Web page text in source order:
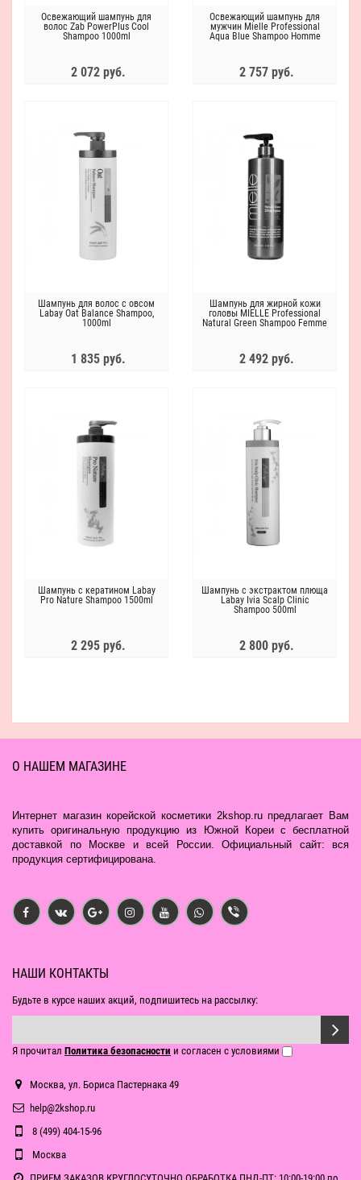
Освежающий шампунь для
волос Zab PowerPlus Cool
Shampoo 1000ml
2 072 руб.
Освежающий шампунь для
мужчин Mielle Professional
Aqua Blue Shampoo Homme
2 757 руб.
Шампунь для волос с овсом
Labay Oat Balance Shampoo,
1000ml
1 835 руб.
Шампунь для жирной кожи
головы MIELLE Professional
Natural Green Shampoo Femme
2 492 руб.
Шампунь с кератином Labay
Pro Nature Shampoo 1500ml
2 295 руб.
Шампунь с экстрактом плюща
Labay Ivia Scalp Clinic
Shampoo 500ml
2 800 руб.
О НАШЕМ МАГАЗИНЕ
Интернет магазин корейской косметики 2kshop.ru предлагает Вам
купить оригинальную продукцию из Южной Кореи с бесплатной
доставкой по Москве и всей России. Официальный сайт: вся
продукция сертифицирована.
НАШИ КОНТАКТЫ
Будьте в курсе наших акций, подпишитесь на рассылку:
Я прочитал Политика безопасности и согласен с условиями
Москва, ул. Бориса Пастернака 49
help@2kshop.ru
8 (499) 404-15-96
Москва